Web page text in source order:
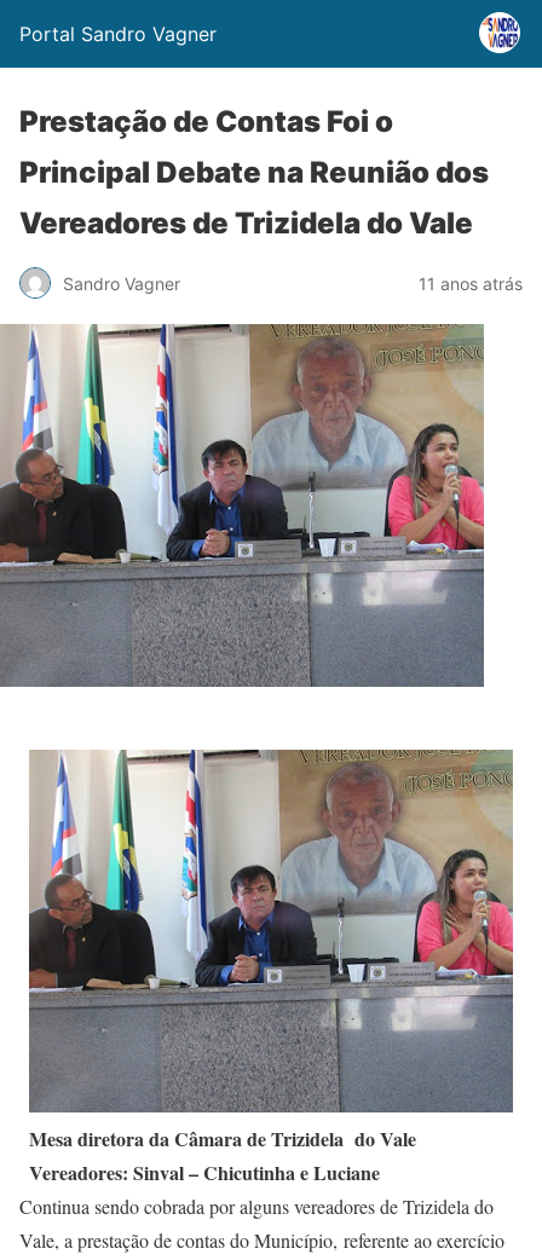
Portal Sandro Vagner
Prestação de Contas Foi o
Principal Debate na Reunião dos
Vereadores de Trizidela do Vale
Sandro Vagner 11 anos atrás
Mesa diretora da Câmara de Trizidela do Vale
Vereadores: Sinval – Chicutinha e Luciane
Continua sendo cobrada por alguns vereadores de Trizidela do
Vale, a prestação de contas do Município, referente ao exercício